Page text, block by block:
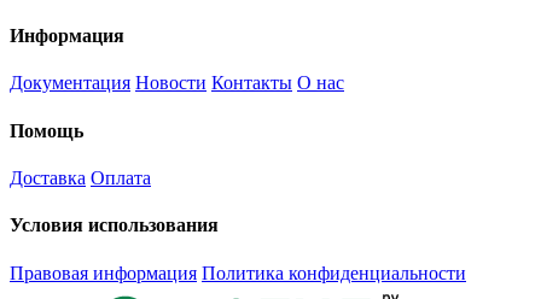
Информация
Документация Новости Контакты О нас
Помощь
Доставка Оплата
Условия использования
Правовая информация Политика конфиденциальности